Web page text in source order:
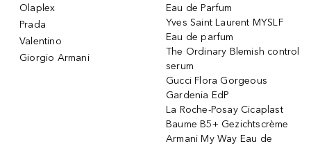
Olaplex
Prada
Valentino
Giorgio Armani
Eau de Parfum
Yves Saint Laurent MYSLF
Eau de parfum
The Ordinary Blemish control
serum
Gucci Flora Gorgeous
Gardenia EdP
La Roche-Posay Cicaplast
Baume B5+ Gezichtscrème
Armani My Way Eau de